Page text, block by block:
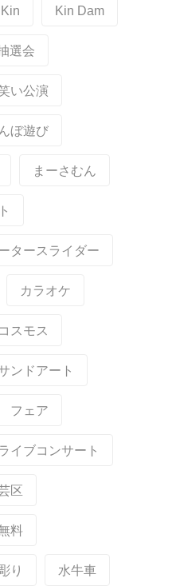
Kin Kin Dam
選会
い公演
ぼ遊び
まーさむん
タースライダー
カラオケ
コスモス
ンドアート
フェア
ライブコンサート
区
料
り 水牛車